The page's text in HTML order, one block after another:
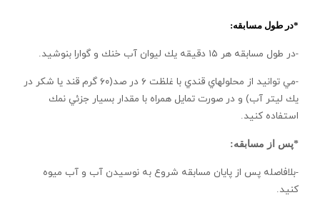
*در طول مسابقه:
-در طول مسابقه هر ۱۵ دقيقه يك ليوان آب خنك و گوارا بنوشيد.
-مي توانيد از محلولهاي قندي با غلظت ۶ در صد(۶۰ گرم قند يا شكر در
يك ليتر آب) و در صورت تمايل همراه با مقدار بسيار جزئي نمك
استفاده كنيد.
*پس از مسابقه:
-بلافاصله پس از پايان مسابقه شروع به نوسيدن آب و آب ميوه
كنيد.